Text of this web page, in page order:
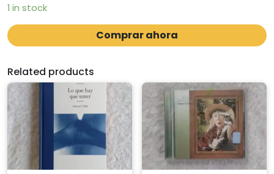
1 in stock
Comprar ahora
Related products